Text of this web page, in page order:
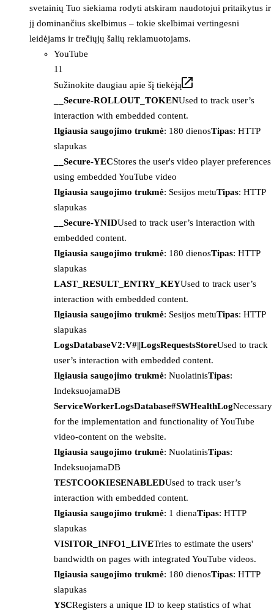
svetainių Tuo siekiama rodyti atskiram naudotojui pritaikytus ir
jį dominančius skelbimus – tokie skelbimai vertingesni
leidėjams ir trečiųjų šalių reklamuotojams.
YouTube
11
Sužinokite daugiau apie šį tiekėją
__Secure-ROLLOUT_TOKENUsed to track user’s
interaction with embedded content.
Ilgiausia saugojimo trukmė: 180 dienosTipas: HTTP
slapukas
__Secure-YECStores the user's video player preferences
using embedded YouTube video
Ilgiausia saugojimo trukmė: Sesijos metuTipas: HTTP
slapukas
__Secure-YNIDUsed to track user’s interaction with
embedded content.
Ilgiausia saugojimo trukmė: 180 dienosTipas: HTTP
slapukas
LAST_RESULT_ENTRY_KEYUsed to track user’s
interaction with embedded content.
Ilgiausia saugojimo trukmė: Sesijos metuTipas: HTTP
slapukas
LogsDatabaseV2:V#||LogsRequestsStoreUsed to track
user’s interaction with embedded content.
Ilgiausia saugojimo trukmė: NuolatinisTipas:
IndeksuojamaDB
ServiceWorkerLogsDatabase#SWHealthLogNecessary
for the implementation and functionality of YouTube
video-content on the website.
Ilgiausia saugojimo trukmė: NuolatinisTipas:
IndeksuojamaDB
TESTCOOKIESENABLEDUsed to track user’s
interaction with embedded content.
Ilgiausia saugojimo trukmė: 1 dienaTipas: HTTP
slapukas
VISITOR_INFO1_LIVETries to estimate the users'
bandwidth on pages with integrated YouTube videos.
Ilgiausia saugojimo trukmė: 180 dienosTipas: HTTP
slapukas
YSCRegisters a unique ID to keep statistics of what